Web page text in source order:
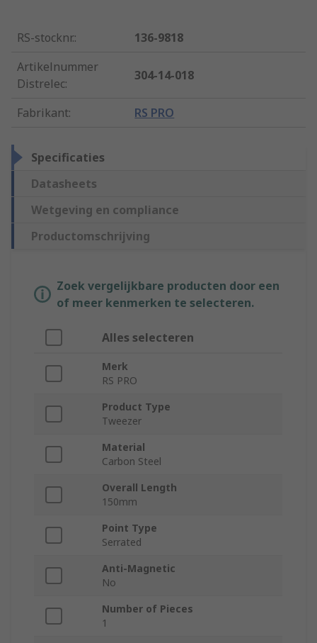
RS-stocknr.:
136-9818
Artikelnummer
Distrelec:
304-14-018
Fabrikant: RS PRO
Specificaties
Datasheets
Wetgeving en compliance
Productomschrijving
Zoek vergelijkbare producten door een
of meer kenmerken te selecteren.
Alles selecteren
Merk
RS PRO
Product Type
Tweezer
Material
Carbon Steel
Overall Length
150mm
Point Type
Serrated
Anti-Magnetic
No
Number of Pieces
1